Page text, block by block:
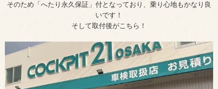
そのため「へたり永久保証」付となっており、乗り心地もかなり良
いです！
そして取付後がこちら！